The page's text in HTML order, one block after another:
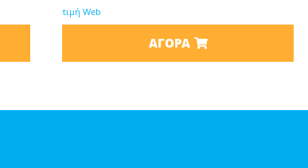
τιμή Web
ΑΓΟΡΆ